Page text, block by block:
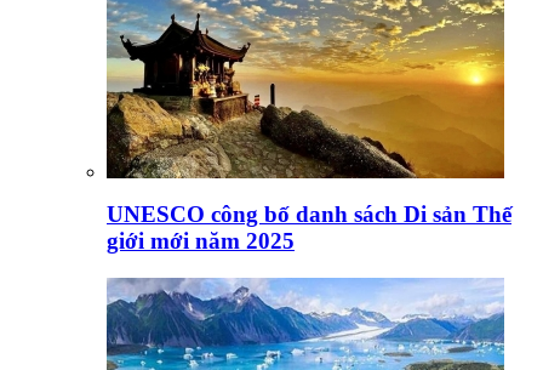
UNESCO công bố danh sách Di sản Thế
giới mới năm 2025